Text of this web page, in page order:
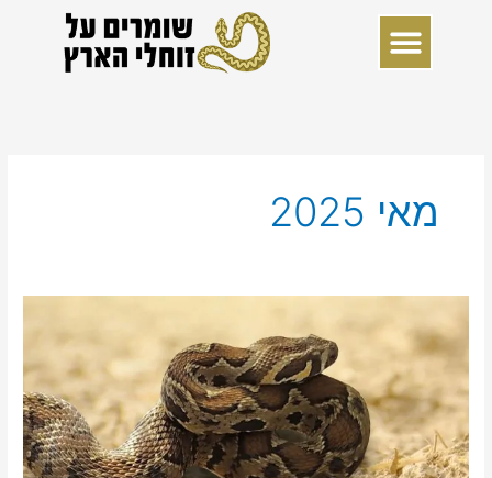
מאי 2025
בעולמנו:
חשיבות,
אתגרים
והבנה